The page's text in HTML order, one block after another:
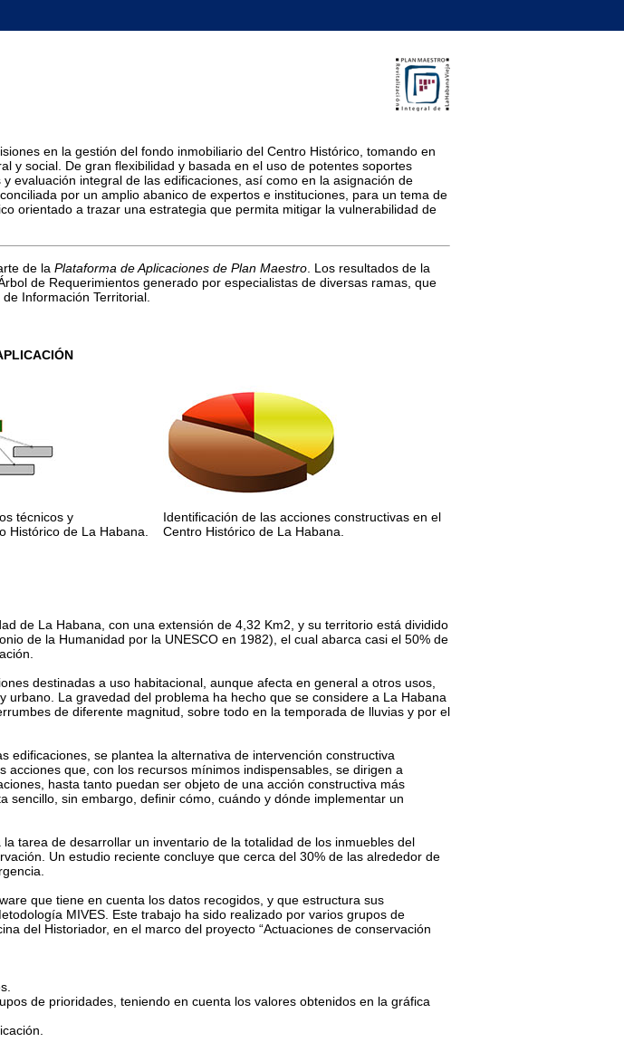
en la gestión del fondo inmobiliario del Centro Histórico, tomando en
y social. De gran flexibilidad y basada en el uso de potentes soportes
evaluación integral de las edificaciones, así como en la asignación de
por un amplio abanico de expertos e instituciones, para un tema de
orientado a trazar una estrategia que permita mitigar la vulnerabilidad de
de la Plataforma de Aplicaciones de Plan Maestro . Los resultados de la
de Requerimientos generado por especialistas de diversas ramas, que
Información Territorial.
técnicos y
Histórico de La Habana.
Identificación de las acciones constructivas en el
Centro Histórico de La Habana.
de La Habana, con una extensión de 4,32 Km2, y su territorio está dividido
de la Humanidad por la UNESCO en 1982), el cual abarca casi el 50% de
destinadas a uso habitacional, aunque afecta en general a otros usos,
La gravedad del problema ha hecho que se considere a La Habana
de diferente magnitud, sobre todo en la temporada de lluvias y por el
edificaciones, se plantea la alternativa de intervención constructiva
acciones que, con los recursos mínimos indispensables, se dirigen a
hasta tanto puedan ser objeto de una acción constructiva más
sin embargo, definir cómo, cuándo y dónde implementar un
tarea de desarrollar un inventario de la totalidad de los inmuebles del
Un estudio reciente concluye que cerca del 30% de las alrededor de
que tiene en cuenta los datos recogidos, y que estructura sus
MIVES. Este trabajo ha sido realizado por varios grupos de
del Historiador, en el marco del proyecto “Actuaciones de conservación
de prioridades, teniendo en cuenta los valores obtenidos en la gráfica